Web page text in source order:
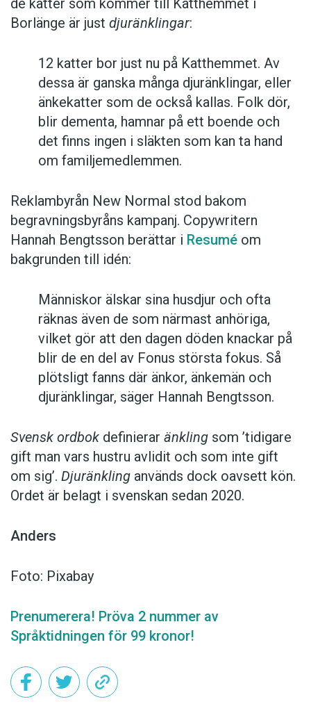
Borlänge är just djuränklingar:
12 katter bor just nu på Katthemmet. Av
dessa är ganska många djuränklingar, eller
änkekatter som de också kallas. Folk dör,
blir dementa, hamnar på ett boende och
det finns ingen i släkten som kan ta hand
om familjemedlemmen.
Reklambyrån New Normal stod bakom
begravningsbyråns kampanj. Copywritern
Hannah Bengtsson berättar i Resumé om
bakgrunden till idén:
Människor älskar sina husdjur och ofta
räknas även de som närmast anhöriga,
vilket gör att den dagen döden knackar på
blir de en del av Fonus största fokus. Så
plötsligt fanns där änkor, änkemän och
djuränklingar, säger Hannah Bengtsson.
Svensk ordbok definierar änkling som ’tidigare
gift man vars hustru av­lidit och som inte gift
om sig’. Djuränkling används dock oavsett kön.
Ordet är belagt i svenskan sedan 2020.
Anders
Foto: Pixabay
Prenumerera! Pröva 2 nummer av
Språktidningen för 99 kronor!